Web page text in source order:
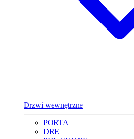
Drzwi wewnętrzne
PORTA
DRE